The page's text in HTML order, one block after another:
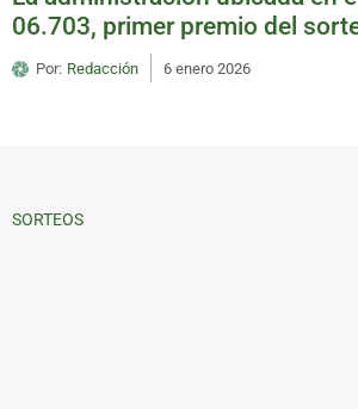
06.703, primer premio del
Por: Redacción 6 enero 2026
SORTEOS